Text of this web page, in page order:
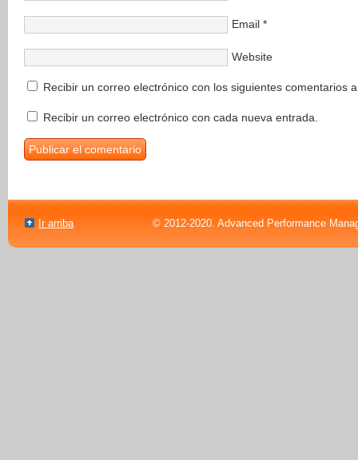
Email *
Website
Recibir un correo electrónico con los siguientes comentarios
Recibir un correo electrónico con cada nueva entrada.
Ir arriba © 2012-2020. Advanced Performance